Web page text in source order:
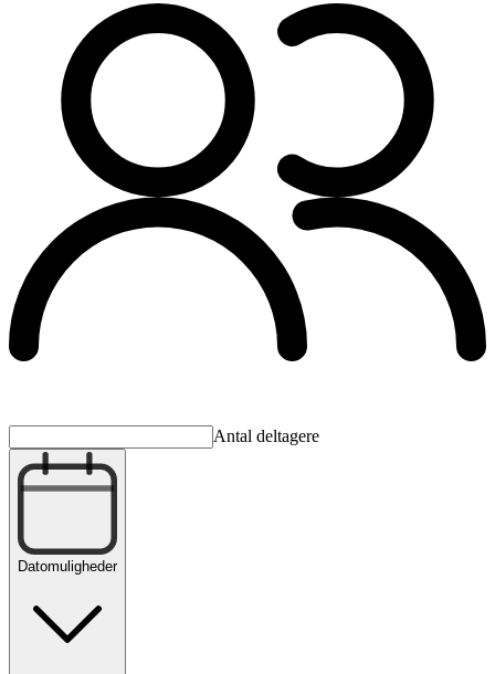
Antal deltagere
Datomuligheder